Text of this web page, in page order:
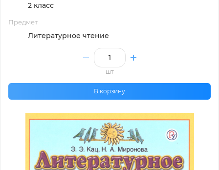
2 класс
Предмет
Литературное чтение
шт
В корзину